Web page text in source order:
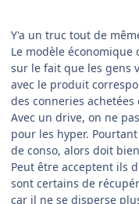
Y'a un truc tout de
Le modèle
sur le fait que les gens
avec le produit
des conneries
Avec un drive, on ne
pour les hyper.
de conso, alors doit
Peut être acceptent ils
sont certains de
car il ne se disperse